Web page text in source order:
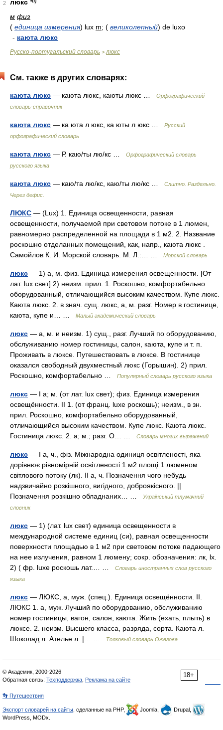
2
люкс
м физ
( единица измерения) lux m; ( великолепный) de luxo
- каюта люкс
Русско-португальский словарь > люкс
См. также в других словарях:
каюта люкс — каюта люкс, каюты люкс …
Орфографический
словарь-справочник
каюта люкс — ка юта л юкс, ка юты л юкс …
Русский
орфографический словарь
каюта люкс — Р. каю/ты лю/кс …
Орфографический словарь
русского языка
каюта люкс — каю/та лю/кс, каю/ты лю/кс …
Слитно. Раздельно.
Через дефис.
ЛЮКС — (Lux) 1. Единица освещенности, равная
освещенности, получаемой при световом потоке в 1 люмен,
равномерно распределенной на площади в 1 м2. 2. Название
роскошно отделанных помещений, как, напр., каюта люкс .
Самойлов К. И. Морской словарь. М. Л.:… …
Морской словарь
люкс — 1) а, м. физ. Единица измерения освещенности. [От
лат. lux свет] 2) неизм. прил. 1. Роскошно, комфортабельно
оборудованный, отличающийся высоким качеством. Купе люкс.
Каюта люкс. 2. в знач. сущ. люкс, а, м. разг. Номер в гостинице,
каюта, купе и… …
Малый академический словарь
люкс — а, м. и неизм. 1) сущ., разг. Лучший по оборудованию,
обслуживанию номер гостиницы, салон, каюта, купе и т. п.
Проживать в люксе. Путешествовать в люксе. В гостинице
оказался свободный двухместный люкс (Горышин). 2) прил.
Роскошно, комфортабельно …
Популярный словарь русского языка
люкс — I а; м. (от лат. lux свет); физ. Единица измерения
освещённости. II 1. (от франц. luxe роскошь); неизм., в зн.
прил. Роскошно, комфортабельно оборудованный,
отличающийся высоким качеством. Купе люкс. Каюта люкс.
Гостиница люкс. 2. а; м.; разг. О… …
Словарь многих выражений
люкс — I а, ч., фіз. Міжнародна одиниця освітленості, яка
дорівнює рівномірній освітленості 1 м2 площі 1 люменом
світлового потоку (лк). II а, ч. Позначення чого небудь
надзвичайно розкішного, вигідного, доброякісного. ||
Позначення розкішно обладнаних… …
Український тлумачний
словник
люкс — 1) (лат. lux свет) единица освещенности в
международной системе единиц (си), равная освещенности
поверхности площадью в 1 м2 при световом потоке падающего
на нее излучения, равном 1 люмену; сокр. обозначения: лк, lx.
2) ( фр. luxe роскошь лат.… …
Словарь иностранных слов русского
языка
люкс — ЛЮКС, а, муж. (спец.). Единица освещённости. II.
ЛЮКС 1. а, муж. Лучший по оборудованию, обслуживанию
номер гостиницы, вагон, салон, каюта. Жить (ехать, плыть) в
люксе. 2. неизм. Высшего класса, разряда, сорта. Каюта л.
Шоколад л. Ателье л. |… …
Толковый словарь Ожегова
18+
© Академик, 2000-2026
Обратная связь: Техподдержка Реклама на сайте
👣 Путешествия
Экспорт словарей на сайты , сделанные на PHP, Joomla,
Drupal,
WordPress, MODx.